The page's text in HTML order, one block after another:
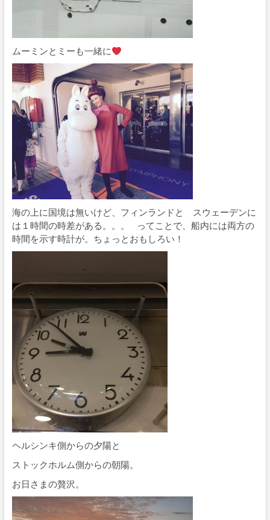
ムーミンとミーも一緒に
海の上に国境は無いけど、フィンランドと スウェーデンに
は１時間の時差がある。。。 ってことで、船内には両方の
時間を示す時計が。ちょっとおもしろい！
ヘルシンキ側からの夕陽と
ストックホルム側からの朝陽。
お日さまの贅沢。